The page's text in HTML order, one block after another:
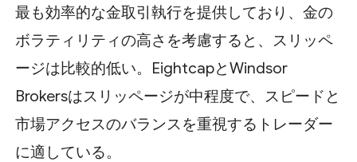
最も効率的な金取引執行を提供しており、金の
ボラティリティの高さを考慮すると、スリッペ
ージは比較的低い。EightcapとWindsor
Brokersはスリッページが中程度で、スピードと
市場アクセスのバランスを重視するトレーダー
に適している。